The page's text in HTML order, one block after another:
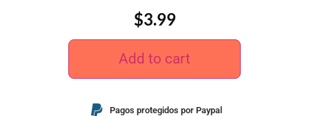
$3.99
Add to cart
Pagos protegidos por Paypal